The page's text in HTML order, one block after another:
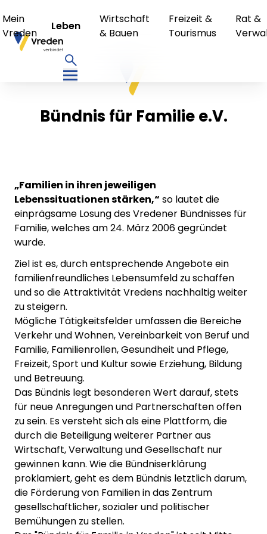
Mein
Vreden
Leben
Wirtschaft
& Bauen
Freizeit &
Tourismus
Rat &
Bündnis für Familie e.V.
„Familien in ihren jeweiligen
Lebenssituationen stärken,“ so lautet die
einprägsame Losung des Vredener Bündnisses für
Familie, welches am 24. März 2006 gegründet
wurde.
Ziel ist es, durch entsprechende Angebote ein
familienfreundliches Lebensumfeld zu schaffen
und so die Attraktivität Vredens nachhaltig weiter
zu steigern.
Mögliche Tätigkeitsfelder umfassen die Bereiche
Verkehr und Wohnen, Vereinbarkeit von Beruf und
Familie, Familienrollen, Gesundheit und Pflege,
Freizeit, Sport und Kultur sowie Erziehung, Bildung
und Betreuung.
Das Bündnis legt besonderen Wert darauf, stets
für neue Anregungen und Partnerschaften offen
zu sein. Es versteht sich als eine Plattform, die
durch die Beteiligung weiterer Partner aus
Wirtschaft, Verwaltung und Gesellschaft nur
gewinnen kann. Wie die Bündniserklärung
proklamiert, geht es dem Bündnis letztlich darum,
die Förderung von Familien in das Zentrum
gesellschaftlicher, sozialer und politischer
Bemühungen zu stellen.